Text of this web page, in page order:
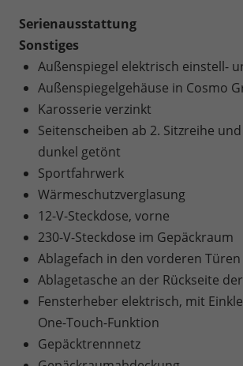
Serienausstattung
Sonstiges
Außenspiegel elektrisch einstell-
Außenspiegelgehäuse in Cosmo
Karosserie verzinkt
Seitenscheiben ab 2. Sitzreihe
dunkel getönt
Sportfahrwerk
Wärmeschutzverglasung
12-V-Steckdose, vorne
230-V-Steckdose im Gepäckraum
Ablagefach in den vorderen Türen
Ablagetasche an der Rückseite
Fensterheber elektrisch, mit
One-Touch-Funktion
Gepäcktrennnetz